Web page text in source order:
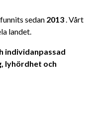
sedan 2013 . Vårt
landet.
individanpassad
lyhördhet och